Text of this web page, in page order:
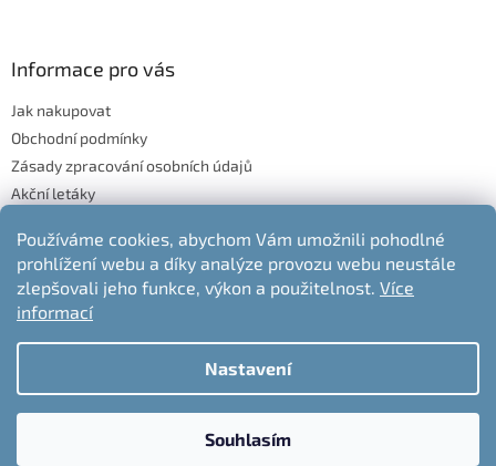
Používáme cookies, abychom Vám umožnili pohodlné
prohlížení webu a díky analýze provozu webu neustále
zlepšovali jeho funkce, výkon a použitelnost. Více
informací
Nastavení
Souhlasím
Informace pro vás
Jak nakupovat
Obchodní podmínky
Zásady zpracování osobních údajů
Akční letáky
Moje objednávka
Odstoupení od kupní smlouvy
Vytvořil Shoptet
nabytek-jelen.cz. Všechna práva vyhrazena.